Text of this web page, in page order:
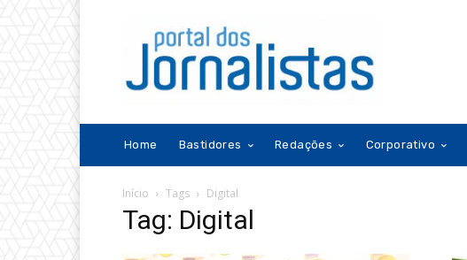
Home Bastidores Redações Corporativo
Início Tags Digital
Tag: Digital